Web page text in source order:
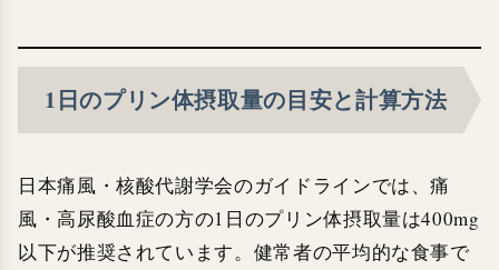
1日のプリン体摂取量の目安と計算方法
日本痛風・核酸代謝学会のガイドラインでは、痛
風・高尿酸血症の方の1日のプリン体摂取量は400mg
以下が推奨されています。健常者の平均的な食事で